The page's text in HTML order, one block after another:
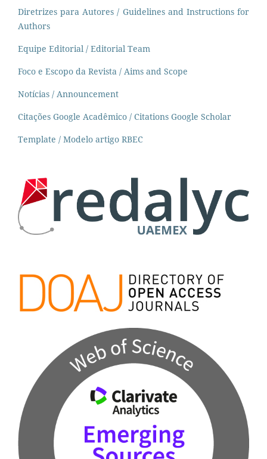
Diretrizes para Autores / Guidelines and Instructions for
Authors
Equipe Editorial / Editorial Team
Foco e Escopo da Revista / Aims and Scope
Notícias / Announcement
Citações Google Acadêmico / Citations Google Scholar
Template / Modelo artigo RBEC